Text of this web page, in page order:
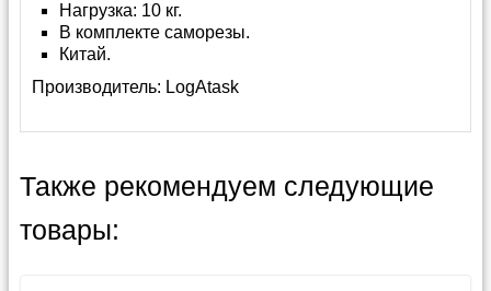
Нагрузка: 10 кг.
В комплекте саморезы.
Китай.
Производитель: LogAtask
Также рекомендуем следующие
товары: